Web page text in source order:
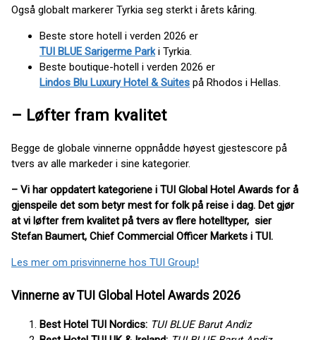
Også globalt markerer Tyrkia seg sterkt i årets kåring.
Beste store hotell i verden 2026 er
TUI BLUE Sarigerme Park i Tyrkia.
Beste boutique-hotell i verden 2026 er
Lindos Blu Luxury Hotel & Suites på Rhodos i Hellas.
– Løfter fram kvalitet
Begge de globale vinnerne oppnådde høyest gjestescore på
tvers av alle markeder i sine kategorier.
– Vi har oppdatert kategoriene i TUI Global Hotel Awards for å
gjenspeile det som betyr mest for folk på reise i dag. Det gjør
at vi løfter frem kvalitet på tvers av flere hotelltyper, sier
Stefan Baumert, Chief Commercial Officer Markets i TUI.
Les mer om prisvinnerne hos TUI Group!
Vinnerne av TUI Global Hotel Awards 2026
Best Hotel TUI Nordics: TUI BLUE Barut Andiz